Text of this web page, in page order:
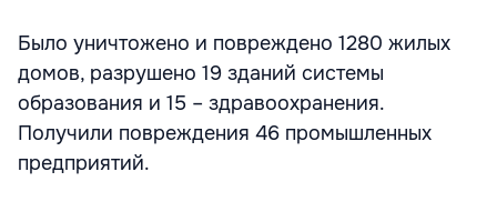
Было уничтожено и повреждено 1280 жилых
домов, разрушено 19 зданий системы
образования и 15 – здравоохранения.
Получили повреждения 46 промышленных
предприятий.